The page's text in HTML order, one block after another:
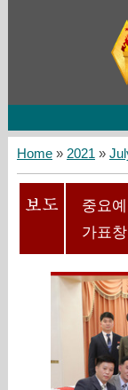
Home» 2021 »
중요
가표